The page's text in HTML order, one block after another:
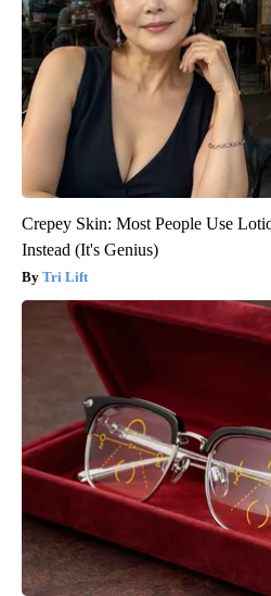
Crepey Skin: Most People Use
Instead (It's Genius)
Tri Lift